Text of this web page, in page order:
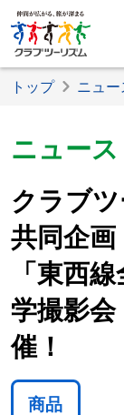
トップ ニュー
ニュー
クラブ
共同企画
「東西
学撮影会
催！
商品